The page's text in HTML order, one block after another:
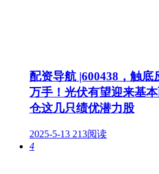
配资导航 |600438，触底
万手！光伏有望迎来基
仓这几只绩优潜力股
2025-5-13 213阅读
4